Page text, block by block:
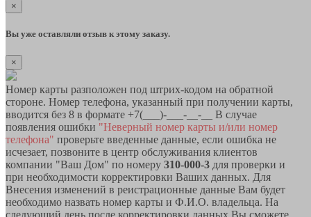
×
Вы уже оставляли отзыв к этому заказу.
×
Номер карты разположен под штрих-кодом на обратной
стороне. Номер телефона, указанный при получении карты,
вводится без 8 в формате +7(___)-___-__-__ В случае
появления ошибки "Неверный номер карты и/или номер
телефона" проверьте введенные данные, если ошибка не
исчезает, позвоните в центр обслуживания клиентов
компании "Ваш Дом" по номеру 310-000-3 для проверки и
при необходимости корректировки Ваших данных. Для
Внесения изменений в реистрационные данные Вам будет
необходимо назвать номер карты и Ф.И.О. владельца. На